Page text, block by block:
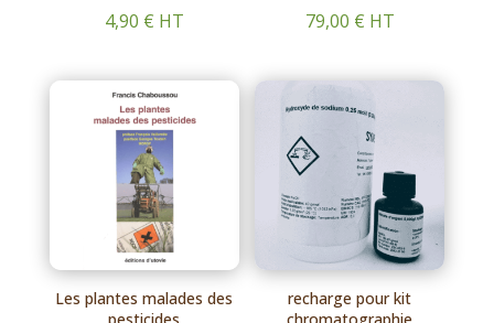
4,90 € HT 79,00 € HT
Les plantes malades des
recharge pour kit